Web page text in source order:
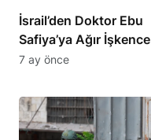
İsrail’den Doktor Ebu
Safiya’ya Ağır İşkence
7 ay önce